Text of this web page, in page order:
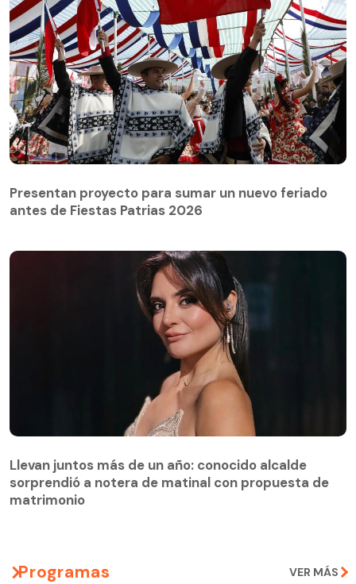
Presentan proyecto para sumar un nuevo feriado
antes de Fiestas Patrias 2026
Llevan juntos más de un año: conocido alcalde
sorprendió a notera de matinal con propuesta de
matrimonio
Programas VER MÁS